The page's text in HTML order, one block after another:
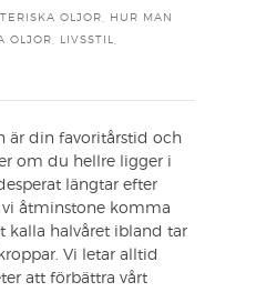
OLJOR
HUR MAN
OLJOR
LIVSSTIL
är din favoritårstid och
om du hellre ligger i
längtar efter
åtminstone komma
kalla halvåret ibland tar
Vi letar alltid
att förbättra vårt